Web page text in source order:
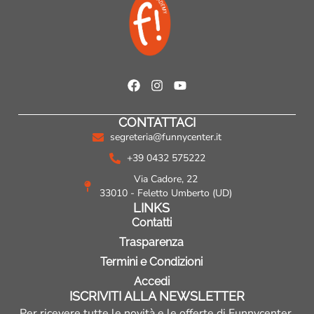
F
e
b
o
k
I
t
a
r
a
m
Y
t
u
e
LINKS
Contatti
Trasparenza
Termini e Condizioni
Accedi
CONTATTACI
segreteria@funnycenter.it
+39 0432 575222
Via Cadore, 22
33010 - Feletto Umberto (UD)
ISCRIVITI ALLA NEWSLETTER